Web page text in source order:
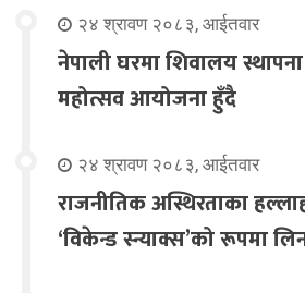
२४ श्रावण २०८३, आईतवार
नेपाली घरमा शिवालय स्थापना
महोत्सव आयोजना हुँदै
२४ श्रावण २०८३, आईतवार
राजनीतिक अस्थिरताका
‘विकेन्ड स्न्याक्स’को रूपमा